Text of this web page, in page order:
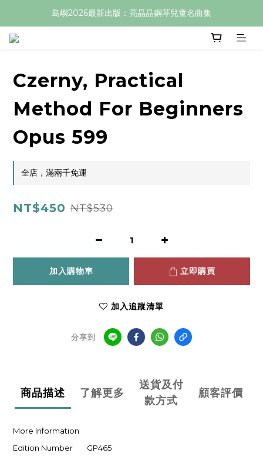
島嶼2026最新出版：亮晶晶鋼琴兒童名曲集
Czerny, Practical
Method For Beginners
Opus 599
全店，滿兩千免運
NT$450 NT$530
加入購物車 立即購買
加入追蹤清單
分享到
商品描述 了解更多
送貨及付
款方式
顧客評價
More Information
Edition Number GP465